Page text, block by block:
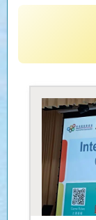
本校機械人
2026-07-13
2026-07-13
25-26 年度